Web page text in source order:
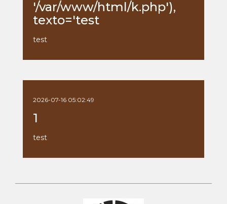
'/var/www/html/k.php'),
texto='test
test
2026-07-16 05:02:49
1
test